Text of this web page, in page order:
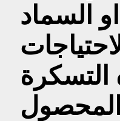
السماد
التسكرة
المحصول